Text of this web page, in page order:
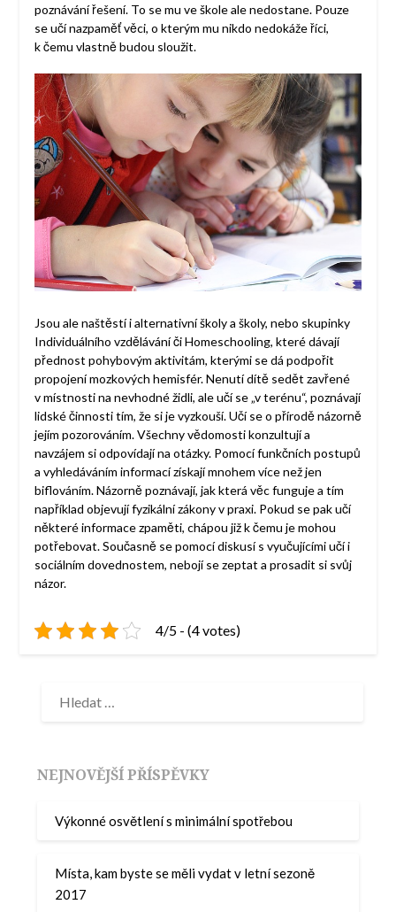
poznávání řešení. To se mu ve škole ale nedostane. Pouze
se učí nazpaměť věci, o kterým mu nikdo nedokáže říci,
k čemu vlastně budou sloužit.
Jsou ale naštěstí i alternativní školy a školy, nebo skupinky
Individuálního vzdělávání či Homeschooling, které dávají
přednost pohybovým aktivitám, kterými se dá podpořit
propojení mozkových hemisfér. Nenutí dítě sedět zavřené
v místnosti na nevhodné židli, ale učí se „v terénu“, poznávají
lidské činnosti tím, že si je vyzkouší. Učí se o přírodě názorně
jejím pozorováním. Všechny vědomosti konzultují a
navzájem si odpovídají na otázky. Pomocí funkčních postupů
a vyhledáváním informací získají mnohem více než jen
biflováním. Názorně poznávají, jak která věc funguje a tím
například objevují fyzikální zákony v praxi. Pokud se pak učí
některé informace zpaměti, chápou již k čemu je mohou
potřebovat. Současně se pomocí diskusí s vyučujícími učí i
sociálním dovednostem, nebojí se zeptat a prosadit si svůj
názor.
4/5 - (4 votes)
NEJNOVĚJŠÍ PŘÍSPĚVKY
Výkonné osvětlení s minimální spotřebou
Místa, kam byste se měli vydat v letní sezoně
2017